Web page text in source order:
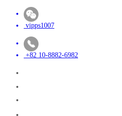
vipps1007
+82 10-8882-6982